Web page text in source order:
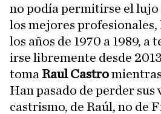
no podía permitirse el lujo
los mejores
los años de 1970 a 1989, a
irse libremente desde
toma Raul Castro
Han pasado de perder sus
castrismo, de Raúl, no de